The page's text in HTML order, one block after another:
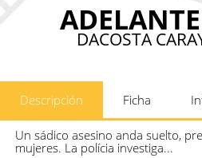
DACOSTA
Descripción Ficha
Un sádico asesino anda suelto,
mujeres. La polícia investiga...